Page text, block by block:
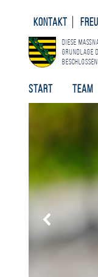
Kontakt
Diese
Grundlage
Start Team